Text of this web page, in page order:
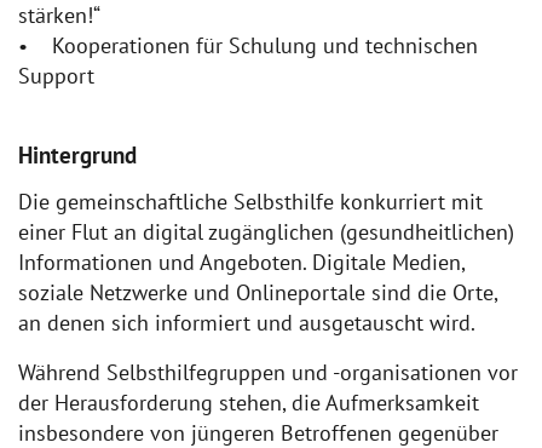
stärken!“
• Kooperationen für Schulung und technischen
Support
Hintergrund
Die gemeinschaftliche Selbsthilfe konkurriert mit
einer Flut an digital zugänglichen (gesundheitlichen)
Informationen und Angeboten. Digitale Medien,
soziale Netzwerke und Onlineportale sind die Orte,
an denen sich informiert und ausgetauscht wird.
Während Selbsthilfegruppen und -organisationen vor
der Herausforderung stehen, die Aufmerksamkeit
insbesondere von jüngeren Betroffenen gegenüber